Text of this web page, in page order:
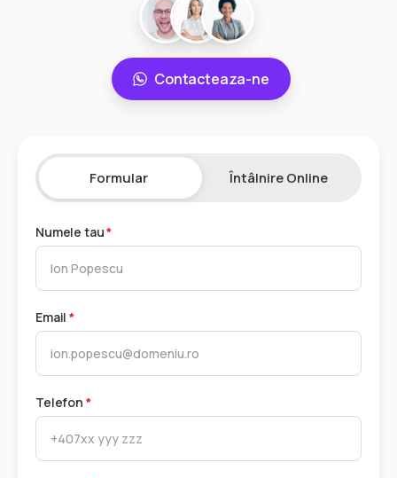
Contacteaza-ne
Formular Întâlnire Online
Numele tau*
Email*
Telefon *